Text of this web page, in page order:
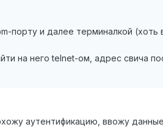
порту и далее терминалкой
на него telnet-ом, адрес свича
аутентификацию, ввожу